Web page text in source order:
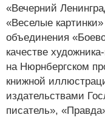
«Вечерний
«Веселые
объединения
качестве
на Нюрнбергском
книжной
издательствами
писатель»,